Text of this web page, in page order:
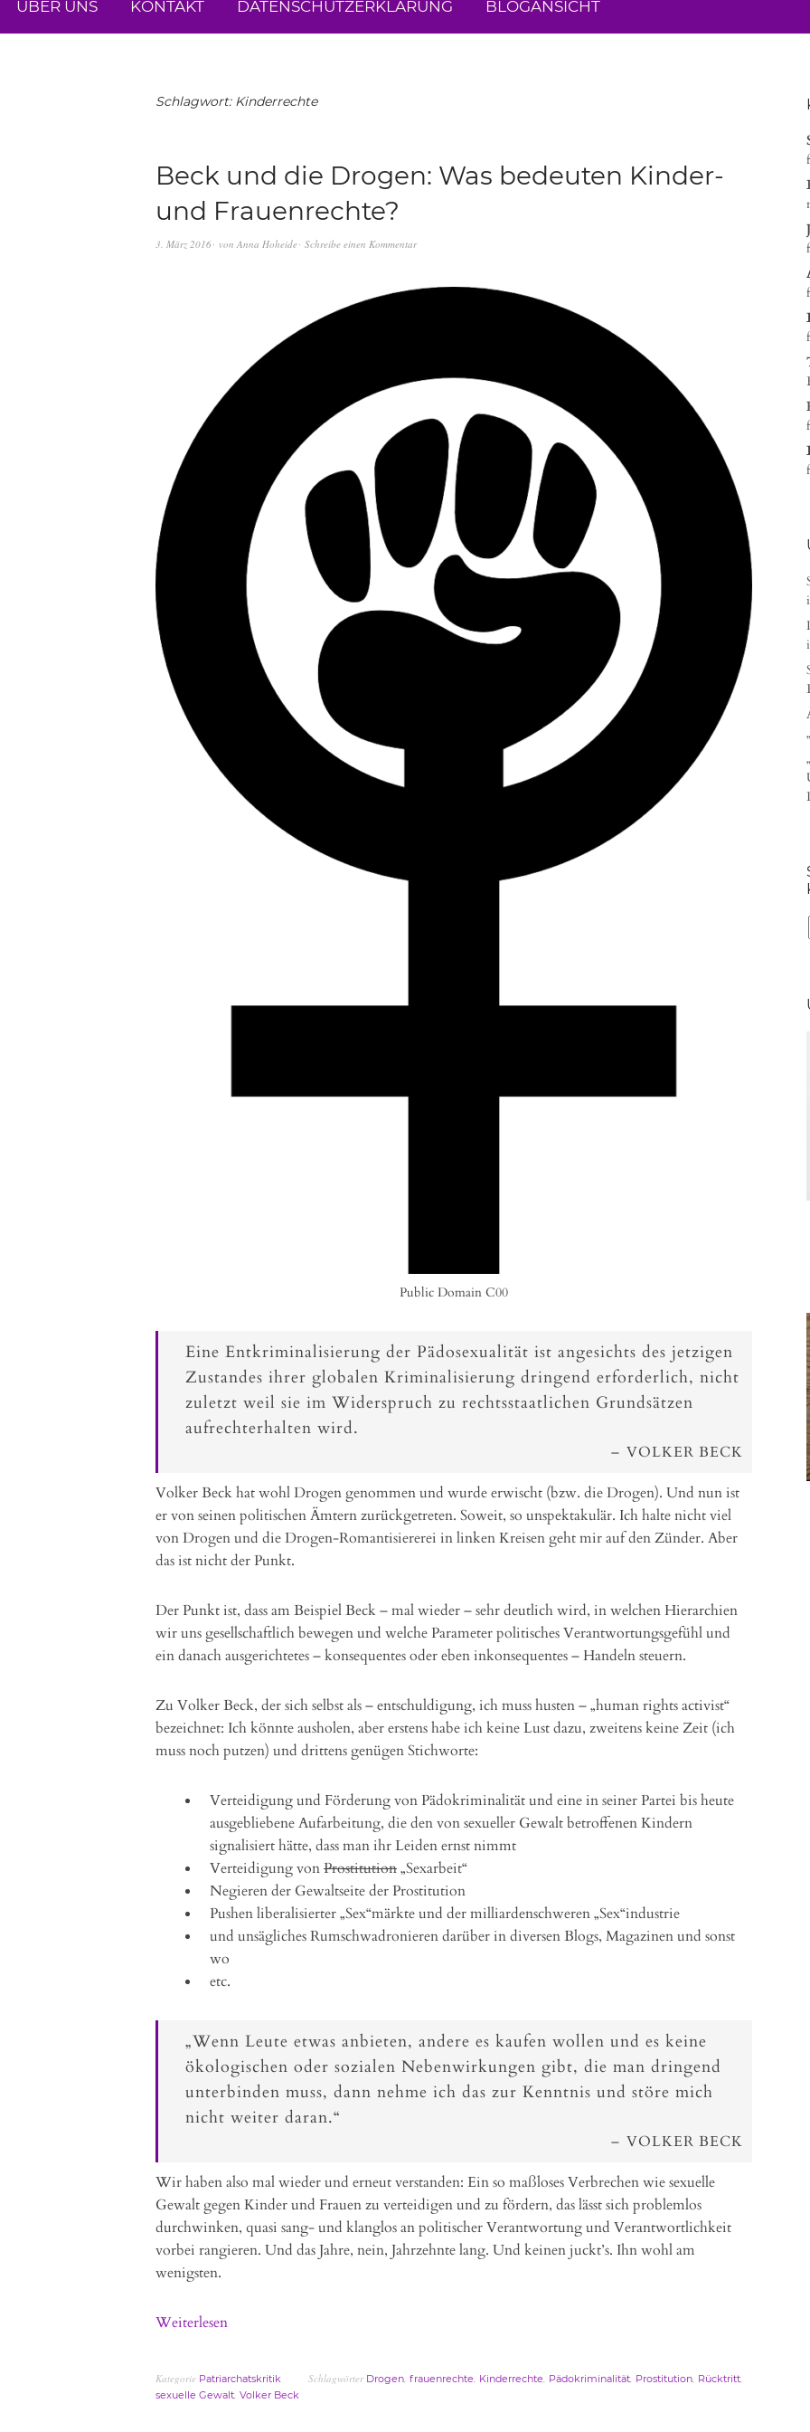
ÜBER UNS KONTAKT DATENSCHUTZERKLÄRUNG BLOGANSICHT
Schlagwort: Kinderrechte
Beck und die Drogen: Was bedeuten Kinder-
und Frauenrechte?
3. März 2016 von Anna Hoheide Schreibe einen Kommentar
Public Domain C00
Eine Entkriminalisierung der Pädosexualität ist angesichts des jetzigen
Zustandes ihrer globalen Kriminalisierung dringend erforderlich, nicht
zuletzt weil sie im Widerspruch zu rechtsstaatlichen Grundsätzen
aufrechterhalten wird.
VOLKER BECK
Volker Beck hat wohl Drogen genommen und wurde erwischt (bzw. die Drogen). Und nun ist
er von seinen politischen Ämtern zurückgetreten. Soweit, so unspektakulär. Ich halte nicht viel
von Drogen und die Drogen-Romantisiererei in linken Kreisen geht mir auf den Zünder. Aber
das ist nicht der Punkt.
Der Punkt ist, dass am Beispiel Beck – mal wieder – sehr deutlich wird, in welchen Hierarchien
wir uns gesellschaftlich bewegen und welche Parameter politisches Verantwortungsgefühl und
ein danach ausgerichtetes – konsequentes oder eben inkonsequentes – Handeln steuern.
Zu Volker Beck, der sich selbst als – entschuldigung, ich muss husten – „human rights activist“
bezeichnet: Ich könnte ausholen, aber erstens habe ich keine Lust dazu, zweitens keine Zeit (ich
muss noch putzen) und drittens genügen Stichworte:
Verteidigung und Förderung von Pädokriminalität und eine in seiner Partei bis heute
ausgebliebene Aufarbeitung, die den von sexueller Gewalt betroffenen Kindern
signalisiert hätte, dass man ihr Leiden ernst nimmt
Verteidigung vonProstitution„Sexarbeit“
Negieren der Gewaltseite der Prostitution
Pushen liberalisierter „Sex“märkte und der milliardenschweren „Sex“industrie
und unsägliches Rumschwadronieren darüber in diversen Blogs, Magazinen und sonst
wo
etc.
„Wenn Leute etwas anbieten, andere es kaufen wollen und es keine
ökologischen oder sozialen Nebenwirkungen gibt, die man dringend
unterbinden muss, dann nehme ich das zur Kenntnis und störe mich
nicht weiter daran.“
VOLKER BECK
Wir haben also mal wieder und erneut verstanden: Ein so maßloses Verbrechen wie sexuelle
Gewalt gegen Kinder und Frauen zu verteidigen und zu fördern, das lässt sich problemlos
durchwinken, quasi sang- und klanglos an politischer Verantwortung und Verantwortlichkeit
vorbei rangieren. Und das Jahre, nein, Jahrzehnte lang. Und keinen juckt’s. Ihn wohl am
wenigsten.
Weiterlesen
Kategorie Patriarchatskritik Schlagwörter Drogen, frauenrechte, Kinderrechte, Pädokriminalität, Prostitution, Rücktritt,
sexuelle Gewalt, Volker Beck